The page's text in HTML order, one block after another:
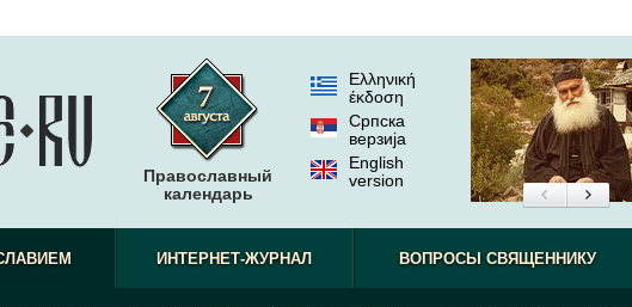
Православный
календарь
Ελληνική
έκδοση
Српска
верзиjа
English
version
ИНТЕРНЕТ-ЖУРНАЛ ВОПРОСЫ СВЯЩЕННИКУ